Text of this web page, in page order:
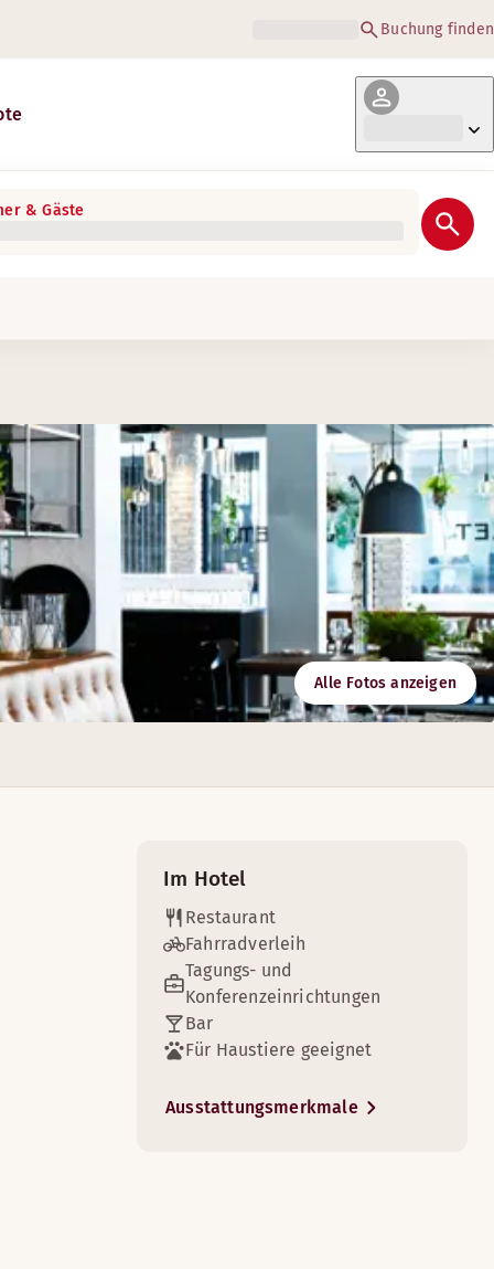
Buchung finden
& Gäste
Alle Fotos anzeigen
Im Hotel
Restaurant
Fahrradverleih
Tagungs- und
Konferenzeinrichtungen
Bar
Für Haustiere geeignet
Ausstattungsmerkmale
im Zentrum von Sundsvall, nur 23 km vom Flughafen
entspannen können.